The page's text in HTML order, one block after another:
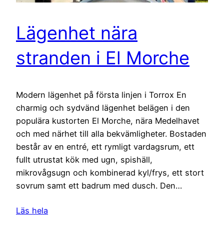
Lägenhet nära
stranden i El Morche
Modern lägenhet på första linjen i Torrox En
charmig och sydvänd lägenhet belägen i den
populära kustorten El Morche, nära Medelhavet
och med närhet till alla bekvämligheter. Bostaden
består av en entré, ett rymligt vardagsrum, ett
fullt utrustat kök med ugn, spishäll,
mikrovågsugn och kombinerad kyl/frys, ett stort
sovrum samt ett badrum med dusch. Den…
Läs hela